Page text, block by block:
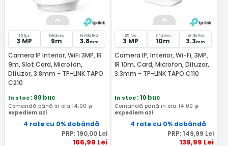
15 fps
3 MP
Infrarosu
9m
lentila fixa
3.8mm
Camera IP Interior, WiFi 3MP, IR
9m, Slot Card, Microfon,
Difuzor, 3.8mm - TP-LINK TAPO
C210
In stoc: 80 buc
Comandă până în ora 14:00 și
expediem azi
4 rate cu 0% dobândă
PRP: 190,00Lei
166,99 Lei
25 fps
3 MP
Infrarosu
10m
lentila fixa
3.3mm
Camera IP, Interior, Wi-Fi, 3MP,
IR 10m, Card, Microfon, Difuzor,
3.3mm - TP-LINK TAPO C110
In stoc: 10 buc
Comandă până în ora 14:00 și
expediem azi
4 rate cu 0% dobândă
PRP: 149,99 Lei
139,99 Lei